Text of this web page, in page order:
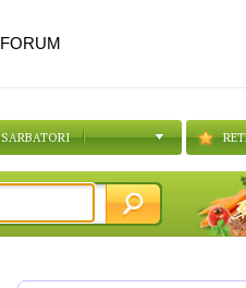
SARBATORI
FORUM